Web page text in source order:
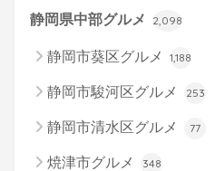
静岡県中部グルメ 2,098
静岡市葵区グルメ 1,188
静岡市駿河区グルメ 253
静岡市清水区グルメ 77
焼津市グルメ 348